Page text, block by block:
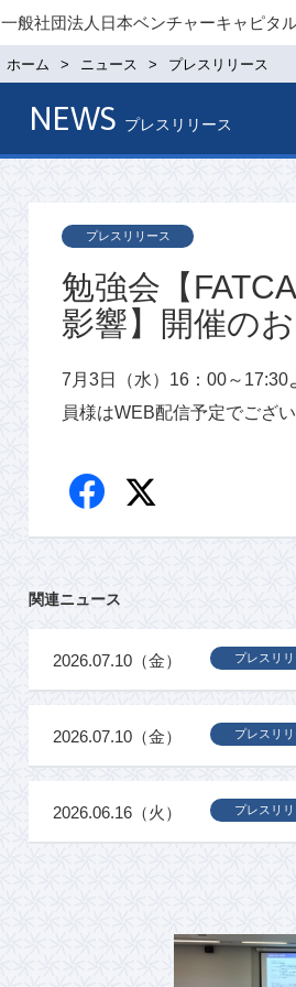
一般社団法人日本ベンチャーキャピタ
ホーム ニュース プレスリリース
NEWS プレスリリース
勉強会【
影響】開催の
プレスリリース
7月3日（水）16：00～
員様はWEB配信予定でござ
関連ニュース
プレスリリ
2026.07.10（金）
プレスリリ
2026.07.10（金）
プレスリリ
2026.06.16（火）